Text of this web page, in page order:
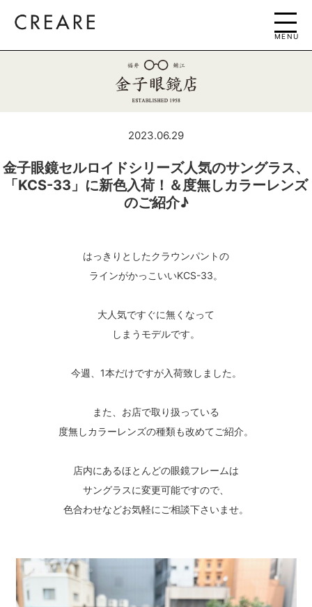
MENU
2023.06.29
金子眼鏡セルロイドシリーズ人気のサングラス、
「KCS-33」に新色入荷！＆度無しカラーレンズ
のご紹介♪
はっきりとしたクラウンパントの
ラインがかっこいいKCS-33。
大人気ですぐに無くなって
しまうモデルです。
今週、1本だけですが入荷致しました。
また、お店で取り扱っている
度無しカラーレンズの種類も改めてご紹介。
店内にあるほとんどの眼鏡フレームは
サングラスに変更可能ですので、
色合わせなどお気軽にご相談下さいませ。